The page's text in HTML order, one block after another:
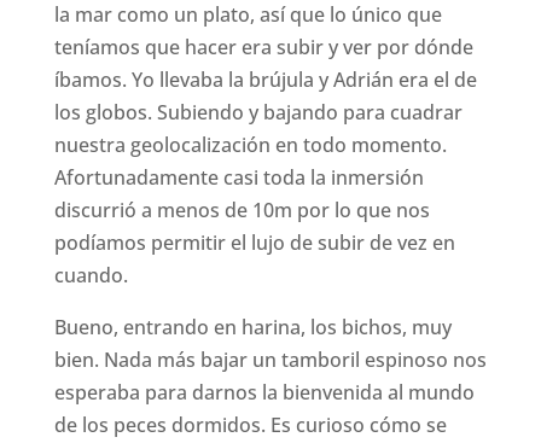
la mar como un plato, así que lo único que
teníamos que hacer era subir y ver por dónde
íbamos. Yo llevaba la brújula y Adrián era el de
los globos. Subiendo y bajando para cuadrar
nuestra geolocalización en todo momento.
Afortunadamente casi toda la inmersión
discurrió a menos de 10m por lo que nos
podíamos permitir el lujo de subir de vez en
cuando.
Bueno, entrando en harina, los bichos, muy
bien. Nada más bajar un tamboril espinoso nos
esperaba para darnos la bienvenida al mundo
de los peces dormidos. Es curioso cómo se